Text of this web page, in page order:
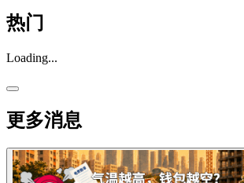
热门
Loading...
更多消息